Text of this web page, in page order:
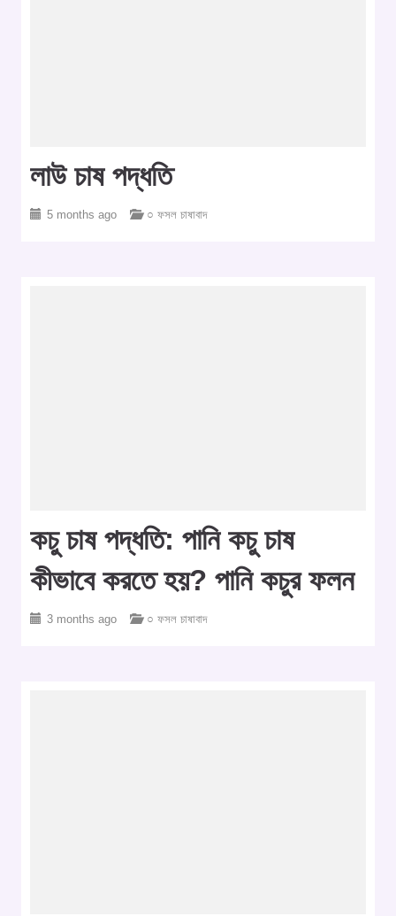
লাউ চাষ পদ্ধতি
5 months ago ○ ফসল চাষাবাদ
কচু চাষ পদ্ধতি: পানি কচু চাষ
কীভাবে করতে হয়? পানি কচুর ফলন
3 months ago ○ ফসল চাষাবাদ